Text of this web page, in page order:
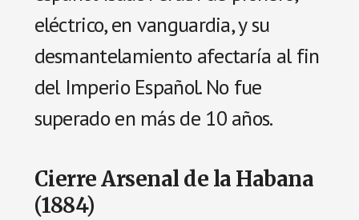
eléctrico, en vanguardia, y su
desmantelamiento afectaría al fin
del Imperio Español. No fue
superado en más de 10 años.
Cierre Arsenal de la Habana
(1884)